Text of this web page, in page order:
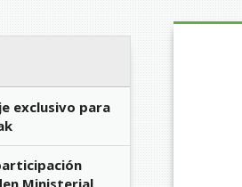
exclusivo para
Ministerial